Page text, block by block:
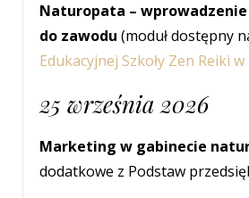
Naturopata – wprowadzenie
do zawodu(moduł dostępny
Edukacyjnej Szkoły Zen Reiki
25 września 2026
Marketing w gabinecie
dodatkowe z Podstaw